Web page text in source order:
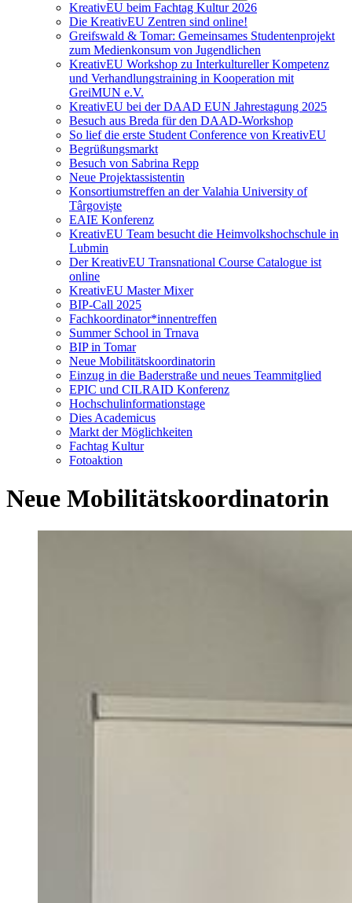
KreativEU beim Fachtag Kultur 2026
Die KreativEU Zentren sind online!
Greifswald & Tomar: Gemeinsames Studentenprojekt
zum Medienkonsum von Jugendlichen
KreativEU Workshop zu Interkultureller Kompetenz
und Verhandlungstraining in Kooperation mit
GreiMUN e.V.
KreativEU bei der DAAD EUN Jahrestagung 2025
Besuch aus Breda für den DAAD-Workshop
So lief die erste Student Conference von KreativEU
Begrüßungsmarkt
Besuch von Sabrina Repp
Neue Projektassistentin
Konsortiumstreffen an der Valahia University of
Târgoviște
EAIE Konferenz
KreativEU Team besucht die Heimvolkshochschule in
Lubmin
Der KreativEU Transnational Course Catalogue ist
online
KreativEU Master Mixer
BIP-Call 2025
Fachkoordinator*innentreffen
Summer School in Trnava
BIP in Tomar
Neue Mobilitätskoordinatorin
Einzug in die Baderstraße und neues Teammitglied
EPIC und CILRAID Konferenz
Hochschulinformationstage
Dies Academicus
Markt der Möglichkeiten
Fachtag Kultur
Fotoaktion
Neue Mobilitätskoordinatorin